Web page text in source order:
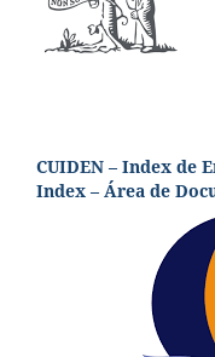
CUIDEN – Index de
Index – Área de